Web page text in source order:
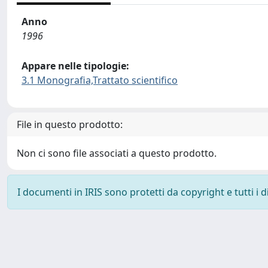
Anno
1996
Appare nelle tipologie:
3.1 Monografia,Trattato scientifico
File in questo prodotto:
Non ci sono file associati a questo prodotto.
I documenti in IRIS sono protetti da copyright e tutti i